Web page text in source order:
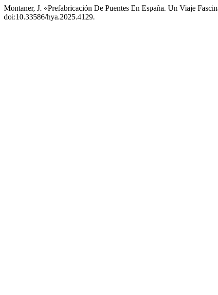
Montaner, J. «Prefabricación De Puentes En España. Un Viaje
doi:10.33586/hya.2025.4129.